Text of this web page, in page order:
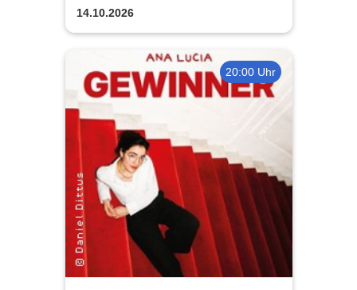
Jugendkulturzentrum Bayreuth
14.10.2026
20:00 Uhr